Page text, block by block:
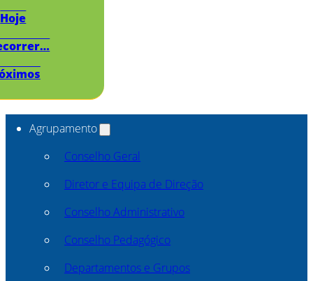
Hoje
Agrupamento
Conselho Geral
Diretor e Equipa de Direção
Conselho Administrativo
Conselho Pedagógico
Departamentos e Grupos